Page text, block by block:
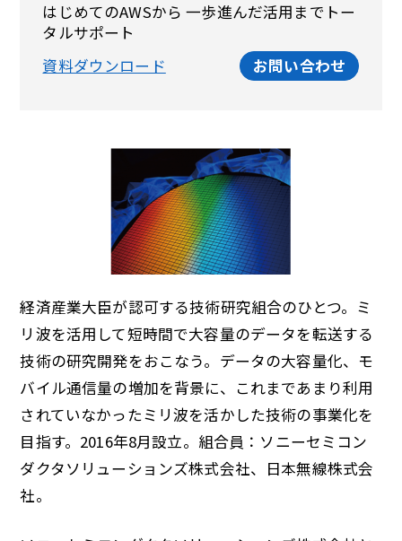
はじめてのAWSから 一歩進んだ活用までトー
タルサポート
資料ダウンロード
お問い合わせ
経済産業大臣が認可する技術研究組合のひとつ。ミ
リ波を活用して短時間で大容量のデータを転送する
技術の研究開発をおこなう。データの大容量化、モ
バイル通信量の増加を背景に、これまであまり利用
されていなかったミリ波を活かした技術の事業化を
目指す。2016年8月設立。組合員：ソニーセミコン
ダクタソリューションズ株式会社、日本無線株式会
社。